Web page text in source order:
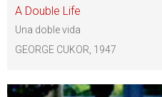
A Double Life
Una doble vida
GEORGE CUKOR, 1947